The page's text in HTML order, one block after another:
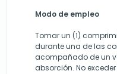
Modo de empleo
Tomar un (1)
durante una de las
acompañado de un
absorción. No